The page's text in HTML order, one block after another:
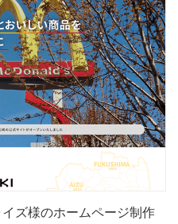
ズ様のホームページ制作